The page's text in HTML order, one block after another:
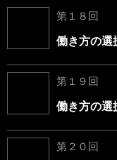
第１８回
働き方の
第１９回
働き方の
第２０回